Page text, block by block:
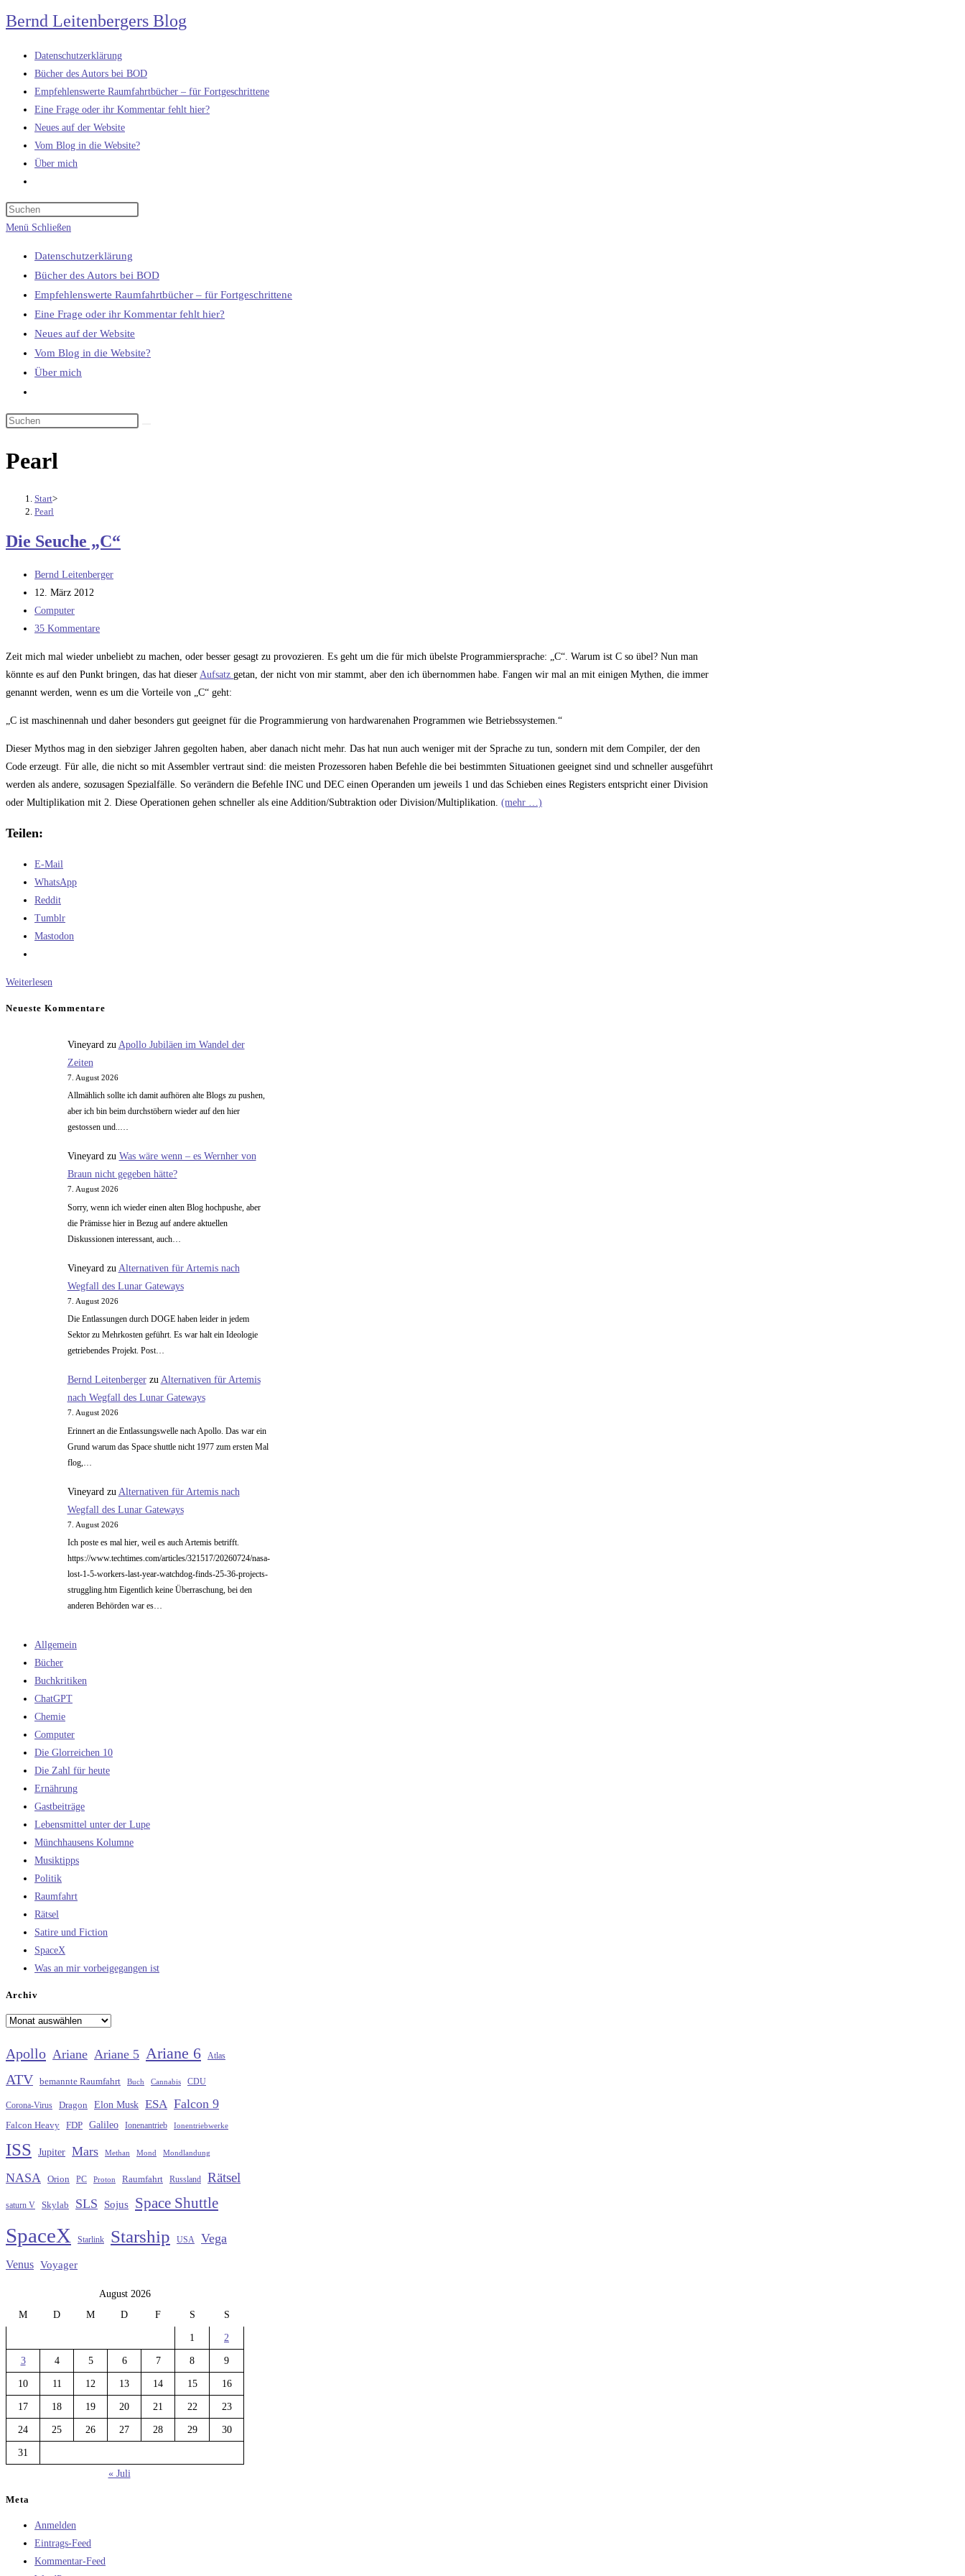
Zum
Inhalt
springen
Bernd Leitenbergers Blog
Datenschutzerklärung
Bücher des Autors bei BOD
Empfehlenswerte Raumfahrtbücher – für Fortgeschrittene
Eine Frage oder ihr Kommentar fehlt hier?
Neues auf der Website
Vom Blog in die Website?
Über mich
umschalten
Menü Schließen
Datenschutzerklärung
Bücher des Autors bei BOD
Empfehlenswerte Raumfahrtbücher – für Fortgeschrittene
Eine Frage oder ihr Kommentar fehlt hier?
Neues auf der Website
Vom Blog in die Website?
Über mich
umschalten
Pearl
Start>
Pearl
Die Seuche „C“
Beitrags-
Autor:
Bernd Leitenberger
Beitrag
veröffentlicht:
12. März 2012
Beitrags-
Kategorie:
Computer
Beitrags-
35 Kommentare
Zeit mich mal wieder unbeliebt zu machen, oder besser gesagt zu provozieren. Es geht um die für mich übelste Programmiersprache: „C“. Warum ist C so übel? Nun man
könnte es auf den Punkt bringen, das hat dieser Aufsatz getan, der nicht von mir stammt, aber den ich übernommen habe. Fangen wir mal an mit einigen Mythen, die immer
genannt werden, wenn es um die Vorteile von „C“ geht:
„C ist maschinennah und daher besonders gut geeignet für die Programmierung von hardwarenahen Programmen wie Betriebssystemen.“
Dieser Mythos mag in den siebziger Jahren gegolten haben, aber danach nicht mehr. Das hat nun auch weniger mit der Sprache zu tun, sondern mit dem Compiler, der den
Code erzeugt. Für alle, die nicht so mit Assembler vertraut sind: die meisten Prozessoren haben Befehle die bei bestimmten Situationen geeignet sind und schneller ausgeführt
werden als andere, sozusagen Spezialfälle. So verändern die Befehle INC und DEC einen Operanden um jeweils 1 und das Schieben eines Registers entspricht einer Division
oder Multiplikation mit 2. Diese Operationen gehen schneller als eine Addition/Subtraktion oder Division/Multiplikation. (mehr …)
Teilen:
E-Mail
WhatsApp
Reddit
Tumblr
Mastodon
Weiterlesen
Neueste Kommentare
Vineyard zu Apollo Jubiläen im Wandel der
Zeiten
7. August 2026
Allmählich sollte ich damit aufhören alte Blogs zu pushen,
aber ich bin beim durchstöbern wieder auf den hier
gestossen und..…
Vineyardzu Was wäre wenn – es Wernher von
Braun nicht gegeben hätte?
7. August 2026
Sorry, wenn ich wieder einen alten Blog hochpushe, aber
die Prämisse hier in Bezug auf andere aktuellen
Diskussionen interessant, auch…
Vineyard zu Alternativen für Artemis nach
Wegfall des Lunar Gateways
7. August 2026
Die Entlassungen durch DOGE haben leider in jedem
Sektor zu Mehrkosten geführt. Es war halt ein Ideologie
getriebendes Projekt. Post…
Bernd Leitenbergerzu Alternativen für Artemis
nach Wegfall des Lunar Gateways
7. August 2026
Erinnert an die Entlassungswelle nach Apollo. Das war ein
Grund warum das Space shuttle nicht 1977 zum ersten Mal
flog,…
Vineyard zu Alternativen für Artemis nach
Wegfall des Lunar Gateways
7. August 2026
Ich poste es mal hier, weil es auch Artemis betrifft.
https://www.techtimes.com/articles/321517/20260724/nasa-
lost-1-5-workers-last-year-watchdog-finds-25-36-projects-
struggling.htm Eigentlich keine Überraschung, bei den
anderen Behörden war es…
Allgemein
Bücher
Buchkritiken
ChatGPT
Chemie
Computer
Die Glorreichen 10
Die Zahl für heute
Ernährung
Gastbeiträge
Lebensmittel unter der Lupe
Münchhausens Kolumne
Musiktipps
Politik
Raumfahrt
Rätsel
Satire und Fiction
SpaceX
Was an mir vorbeigegangen ist
Archiv
Archiv
Apollo Ariane Ariane 5 Ariane 6 Atlas
ATV bemannte Raumfahrt Buch Cannabis CDU
Corona-Virus Dragon Elon Musk ESA Falcon 9
Falcon Heavy FDP Galileo Ionenantrieb Ionentriebwerke
ISS Jupiter Mars Methan Mond Mondlandung
NASA Orion PC Proton Raumfahrt Russland Rätsel
saturn V Skylab SLS Sojus Space Shuttle
SpaceX Starlink Starship USA Vega
Venus Voyager
August 2026
M
D M D F S S
1 2
3 4 5 6 7 8 9
10 11 12 13 14 15 16
17 18 19 20 21 22 23
24 25 26 27 28 29 30
31
« Juli
Meta
Anmelden
Eintrags-Feed
Kommentar-Feed